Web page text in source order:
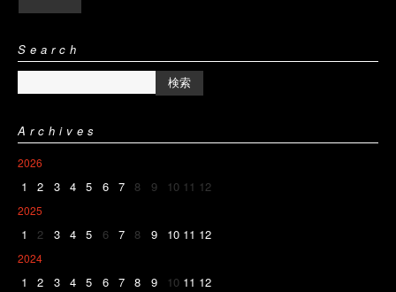
Search
Archives
2026
1 2 3 4 5 6 7 8 9 10 11 12
2025
1 2 3 4 5 6 7 8 9 10 11 12
2024
1 2 3 4 5 6 7 8 9 10 11 12